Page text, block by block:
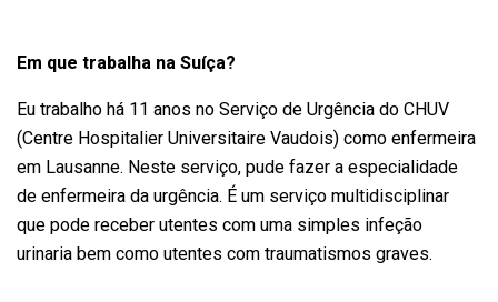
Em que trabalha na Suíça?
Eu trabalho há 11 anos no Serviço de Urgência do CHUV
(Centre Hospitalier Universitaire Vaudois) como enfermeira
em Lausanne. Neste serviço, pude fazer a especialidade
de enfermeira da urgência. É um serviço multidisciplinar
que pode receber utentes com uma simples infeção
urinaria bem como utentes com traumatismos graves.